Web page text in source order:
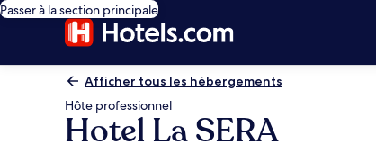
Passer à la section principale
Afficher tous les hébergements
Hôte professionnel
Hotel La SERA